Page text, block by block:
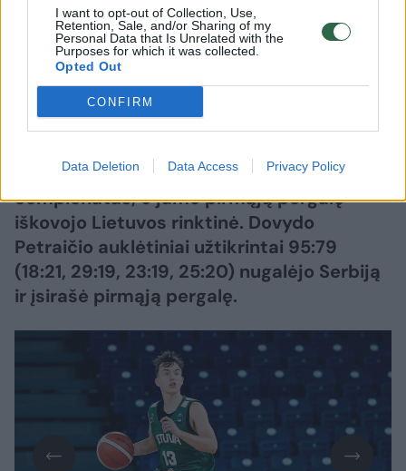
I want to opt-out of Collection, Use,
Retention, Sale, and/or Sharing of my
Personal Data that Is Unrelated with the
Purposes for which it was collected.
Opted Out
CONFIRM
Data Deletion Data Access Privacy Policy
2026 m. rugpjūčio 7 d. 19:24
Lrytas.lt
prasidėjo Europos vaikinų iki 16 metų
čempionatas, o jame pirmąją pergalę
iškovojo Lietuvos rinktinė. Dovydo
Petraičio auklėtiniai užtikrintai 95:79
(18:21, 29:19, 23:19, 25:20) nugalėjo Serbiją
ir įsirašė pirmąją pergalę.